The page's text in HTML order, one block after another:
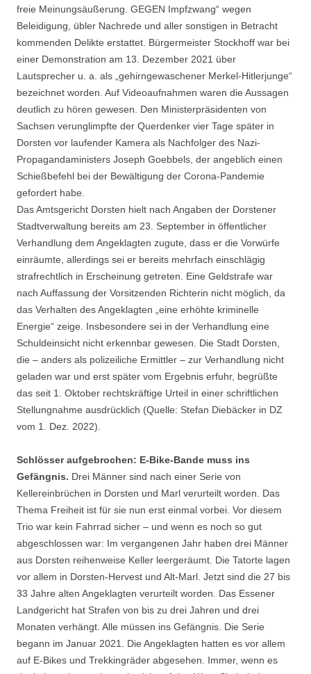
freie Meinungsäußerung. GEGEN Impfzwang“ wegen
Beleidigung, übler Nachrede und aller sonstigen in Betracht
kommenden Delikte erstattet. Bürgermeister Stockhoff war bei
einer Demonstration am 13. Dezember 2021 über
Lautsprecher u. a. als „gehirngewaschener Merkel-Hitlerjunge“
bezeichnet worden. Auf Videoaufnahmen waren die Aussagen
deutlich zu hören gewesen. Den Ministerpräsidenten von
Sachsen verunglimpfte der Querdenker vier Tage später in
Dorsten vor laufender Kamera als Nachfolger des Nazi-
Propagandaministers Joseph Goebbels, der angeblich einen
Schießbefehl bei der Bewältigung der Corona-Pandemie
gefordert habe.
Das Amtsgericht Dorsten hielt nach Angaben der Dorstener
Stadtverwaltung bereits am 23. September in öffentlicher
Verhandlung dem Angeklagten zugute, dass er die Vorwürfe
einräumte, allerdings sei er bereits mehrfach einschlägig
strafrechtlich in Erscheinung getreten. Eine Geldstrafe war
nach Auffassung der Vorsitzenden Richterin nicht möglich, da
das Verhalten des Angeklagten „eine erhöhte kriminelle
Energie“ zeige. Insbesondere sei in der Verhandlung eine
Schuldeinsicht nicht erkennbar gewesen. Die Stadt Dorsten,
die – anders als polizeiliche Ermittler – zur Verhandlung nicht
geladen war und erst später vom Ergebnis erfuhr, begrüßte
das seit 1. Oktober rechtskräftige Urteil in einer schriftlichen
Stellungnahme ausdrücklich (Quelle: Stefan Diebäcker in DZ
vom 1. Dez. 2022).
Schlösser aufgebrochen: E-Bike-Bande muss ins
Gefängnis. Drei Männer sind nach einer Serie von
Kellereinbrüchen in Dorsten und Marl verurteilt worden. Das
Thema Freiheit ist für sie nun erst einmal vorbei. Vor diesem
Trio war kein Fahrrad sicher – und wenn es noch so gut
abgeschlossen war: Im vergangenen Jahr haben drei Männer
aus Dorsten reihenweise Keller leergeräumt. Die Tatorte lagen
vor allem in Dorsten-Hervest und Alt-Marl. Jetzt sind die 27 bis
33 Jahre alten Angeklagten verurteilt worden. Das Essener
Landgericht hat Strafen von bis zu drei Jahren und drei
Monaten verhängt. Alle müssen ins Gefängnis. Die Serie
begann im Januar 2021. Die Angeklagten hatten es vor allem
auf E-Bikes und Trekkingräder abgesehen. Immer, wenn es